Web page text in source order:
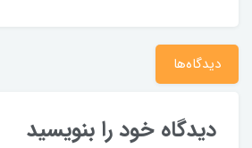
دیدگاه‌ها
دیدگاه خود را بنویسید